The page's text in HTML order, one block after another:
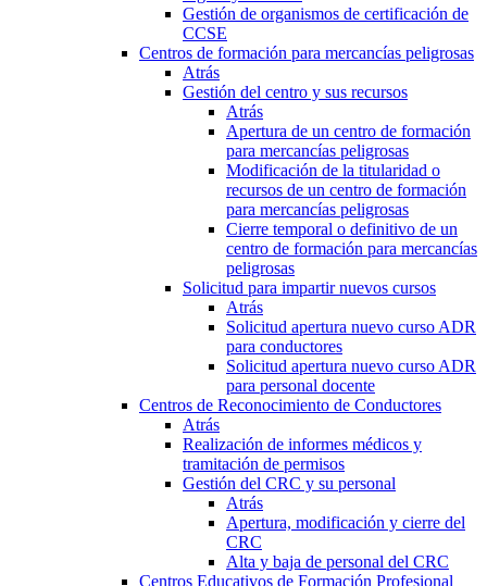
Gestión de organismos de certificación de
CCSE
Centros de formación para mercancías peligrosas
Atrás
Gestión del centro y sus recursos
Atrás
Apertura de un centro de formación
para mercancías peligrosas
Modificación de la titularidad o
recursos de un centro de formación
para mercancías peligrosas
Cierre temporal o definitivo de un
centro de formación para mercancías
peligrosas
Solicitud para impartir nuevos cursos
Atrás
Solicitud apertura nuevo curso ADR
para conductores
Solicitud apertura nuevo curso ADR
para personal docente
Centros de Reconocimiento de Conductores
Atrás
Realización de informes médicos y
tramitación de permisos
Gestión del CRC y su personal
Atrás
Apertura, modificación y cierre del
CRC
Alta y baja de personal del CRC
Centros Educativos de Formación Profesional